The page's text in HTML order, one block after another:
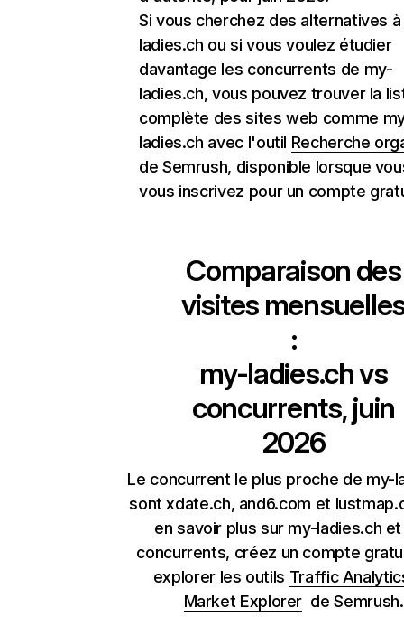
Si vous cherchez des alternatives
ladies.ch ou si vous voulez étudier
davantage les concurrents de my-
ladies.ch, vous pouvez trouver la
complète des sites web comme
ladies.ch avec l'outil Recherche
de Semrush, disponible lorsque
vous inscrivez pour un compte
Comparaison des
visites
:
my-ladies.chvs
concurrents, juin
2026
Le concurrent le plus proche de my-
sont xdate.ch, and6.com et
en savoir plus sur my-ladies.ch
concurrents, créez un compte
explorer les outils Traffic
Market Explorer de Semrush.